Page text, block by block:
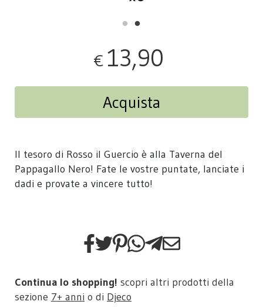
€ 13,90
Acquista
Il tesoro di Rosso il Guercio è alla Taverna del
Pappagallo Nero! Fate le vostre puntate, lanciate i
dadi e provate a vincere tutto!
Continua lo shopping! scopri altri prodotti della
sezione 7+ anni o di Djeco